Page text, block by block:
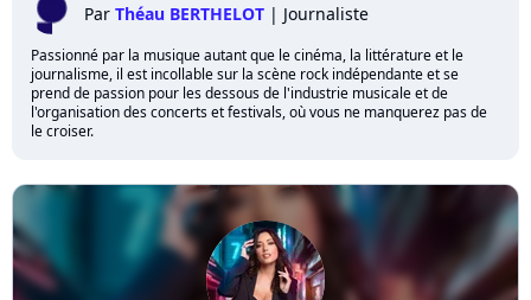
Par Théau BERTHELOT | Journaliste
Passionné par la musique autant que le cinéma, la littérature et le
journalisme, il est incollable sur la scène rock indépendante et se
prend de passion pour les dessous de l'industrie musicale et de
l'organisation des concerts et festivals, où vous ne manquerez pas de
le croiser.